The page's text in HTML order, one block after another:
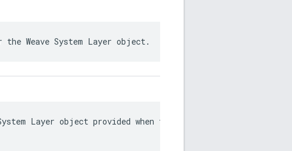
Weave System Layer object.
Layer object provided when the object was initially